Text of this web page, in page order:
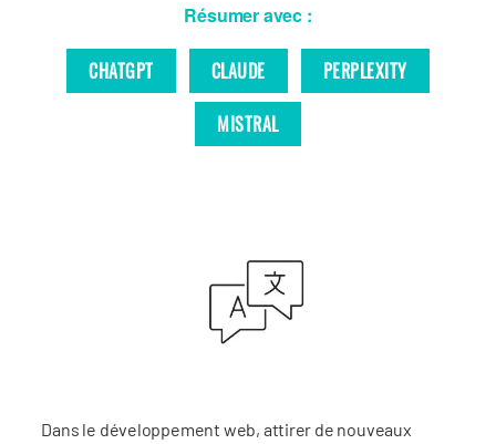
Résumer avec :
CHATGPT CLAUDE
PERPLEXITY
MISTRAL
Dans le développement web, attirer de nouveaux